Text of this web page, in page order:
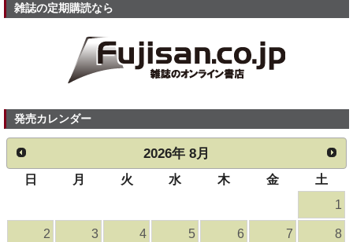
雑誌の定期購読なら
発売カレンダー
2026年 8月
日 月 火 水 木 金
土
1
2 3 4 5 6 7 8